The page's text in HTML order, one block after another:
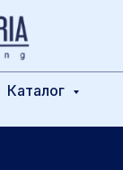
Каталог